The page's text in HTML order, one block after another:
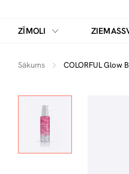
ZĪMOLI
Sākums COLORFUL Glow